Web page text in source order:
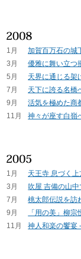
1月
加賀百万石の城
3月
優雅に舞い立つ
5月
天界に通じる架
7月
天下に誇る名橋
9月
活気を極めた商
11月
神々が座す白嶺
1月
天王寺 息づく
3月
吹屋 吉備の山
7月
桃太郎伝説を訪
9月
「用の美」柳
11月
神人和楽の饗宴